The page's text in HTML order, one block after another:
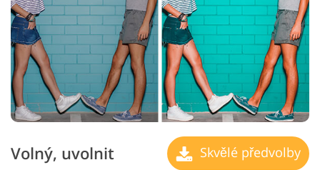
Volný, uvolnit Skvělé předvolby